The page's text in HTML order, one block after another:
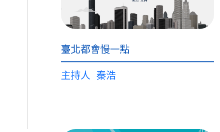
臺北都會慢一點
主持人 秦浩